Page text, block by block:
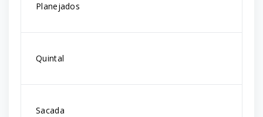
Planejados
Quintal
Sacada